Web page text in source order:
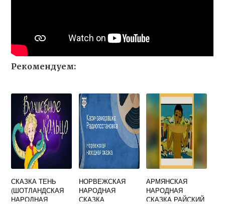
Рекомендуем:
СКАЗКА ТЕНЬ
(ШОТЛАНДСКАЯ
НАРОДНАЯ
НОРВЕЖСКАЯ
НАРОДНАЯ
СКАЗКА
АРМЯНСКАЯ
НАРОДНАЯ
СКАЗКА РАЙСКИЙ